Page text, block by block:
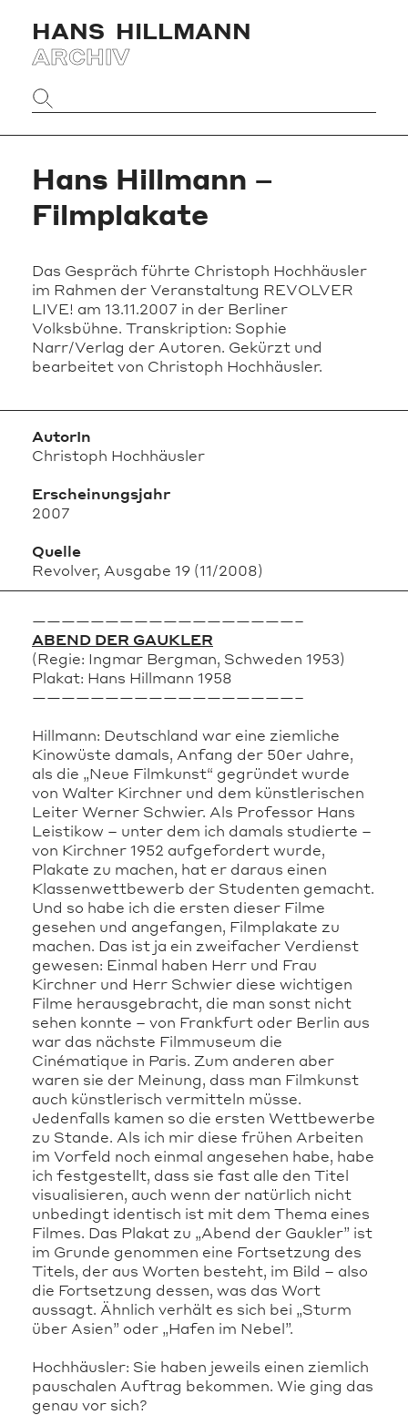
HANS HILLMANN
ARCHIV
Website
durchsuchen
Hans Hillmann –
Filmplakate
Das Gespräch führte Christoph Hochhäusler
im Rahmen der Veranstaltung REVOLVER
LIVE! am 13.11.2007 in der Berliner
Volksbühne. Transkription: Sophie
Narr/Verlag der Autoren. Gekürzt und
bearbeitet von Christoph Hochhäusler.
AutorIn
Christoph Hochhäusler
Erscheinungsjahr
2007
Quelle
Revolver, Ausgabe 19 (11/2008)
——————————————————–
ABEND DER GAUKLER
(Regie: Ingmar Bergman, Schweden 1953)
Plakat: Hans Hillmann 1958
——————————————————–
Hillmann: Deutschland war eine ziemliche
Kinowüste damals, Anfang der 50er Jahre,
als die „Neue Filmkunst“ gegründet wurde
von Walter Kirchner und dem künstlerischen
Leiter Werner Schwier. Als Professor Hans
Leistikow – unter dem ich damals studierte –
von Kirchner 1952 aufgefordert wurde,
Plakate zu machen, hat er daraus einen
Klassenwettbewerb der Studenten gemacht.
Und so habe ich die ersten dieser Filme
gesehen und angefangen, Filmplakate zu
machen. Das ist ja ein zweifacher Verdienst
gewesen: Einmal haben Herr und Frau
Kirchner und Herr Schwier diese wichtigen
Filme herausgebracht, die man sonst nicht
sehen konnte – von Frankfurt oder Berlin aus
war das nächste Filmmuseum die
Cinématique in Paris. Zum anderen aber
waren sie der Meinung, dass man Filmkunst
auch künstlerisch vermitteln müsse.
Jedenfalls kamen so die ersten Wettbewerbe
zu Stande. Als ich mir diese frühen Arbeiten
im Vorfeld noch einmal angesehen habe, habe
ich festgestellt, dass sie fast alle den Titel
visualisieren, auch wenn der natürlich nicht
unbedingt identisch ist mit dem Thema eines
Filmes. Das Plakat zu „Abend der Gaukler” ist
im Grunde genommen eine Fortsetzung des
Titels, der aus Worten besteht, im Bild – also
die Fortsetzung dessen, was das Wort
aussagt. Ähnlich verhält es sich bei „Sturm
über Asien” oder „Hafen im Nebel”.
Hochhäusler: Sie haben jeweils einen ziemlich
pauschalen Auftrag bekommen. Wie ging das
genau vor sich?